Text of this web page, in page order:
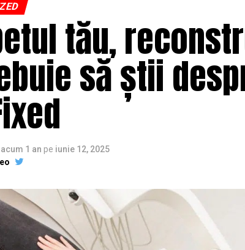
tău,
să știi
acum 1 an pe iunie 12, 2025